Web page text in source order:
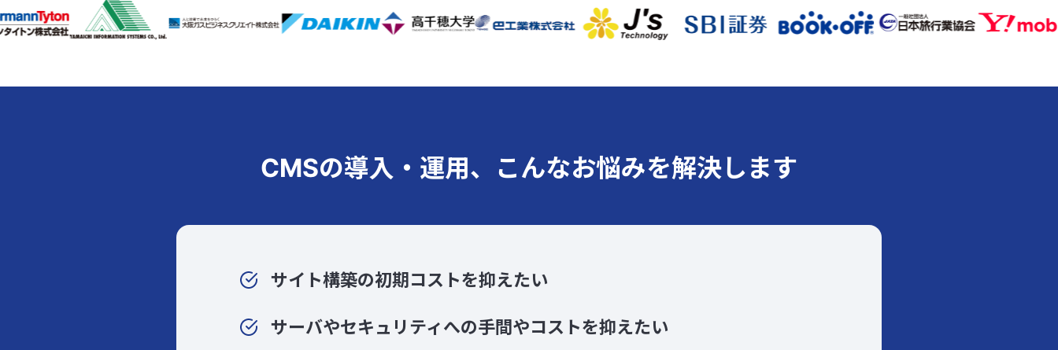
CMSの導入・運用、 こんなお悩みを解決します
サイト構築の初期コストを抑えたい
サーバやセキュリティへの手間やコストを抑えたい